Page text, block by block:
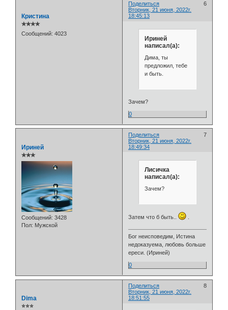
Поделиться
6
Вторник, 21 июня, 2022г.
18:45:13
Кристина
✯✯✯✯
Сообщений: 4023
Ириней
написал(а):
Дима, ты
предложил, тебе
и быть.
Зачем?
0
Поделиться
7
Вторник, 21 июня, 2022г.
18:49:34
Ириней
✯✯✯
Сообщений: 3428
Пол: Мужской
Лисичка
написал(а):
Зачем?
Затем что б быть.. .
Бог неисповедим, Истина
недоказуема, любовь больше
ереси. (Ириней)
0
Поделиться
8
Вторник, 21 июня, 2022г.
18:51:55
Dima
⭐⭐⭐